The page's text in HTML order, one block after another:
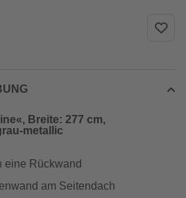
Breite: 277 cm,
metallic
eine Rückwand
am Seitendach